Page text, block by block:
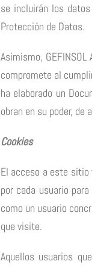
se incluirán los datos
Protección de Datos.
Asimismo,
compromete al
ha elaborado un
obran en su poder,
Cookies
El acceso a este sitio
por cada usuario
como un usuario
que visite.
Aquellos usuarios